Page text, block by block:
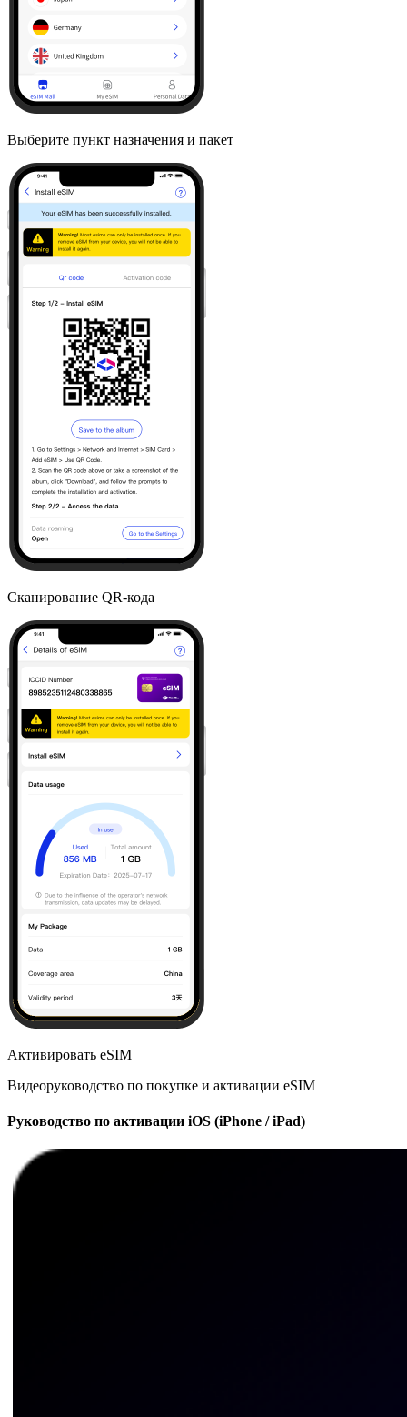
Выберите пункт назначения и пакет
Сканирование QR-кода
Активировать eSIM
Видеоруководство по покупке и активации eSIM
Руководство по активации iOS (iPhone / iPad)